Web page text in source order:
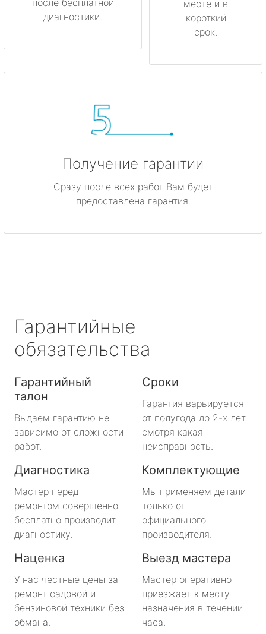
диагностики.
месте и в
короткий
срок.
Получение гарантии
Сразу после всех работ Вам будет
предоставлена гарантия.
Гарантийные
обязательства
Гарантийный
талон
Выдаем гарантию не
зависимо от сложности
работ.
Сроки
Гарантия варьируется
от полугода до 2-х лет
смотря какая
неисправность.
Диагностика
Мастер перед
ремонтом совершенно
бесплатно производит
диагностику.
Комплектующие
Мы применяем детали
только от
официального
производителя.
Наценка
У нас честные цены за
ремонт садовой и
бензиновой техники без
обмана.
Выезд мастера
Мастер оперативно
приезжает к месту
назначения в течении
часа.